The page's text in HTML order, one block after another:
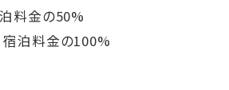
の50%
泊料金の100%